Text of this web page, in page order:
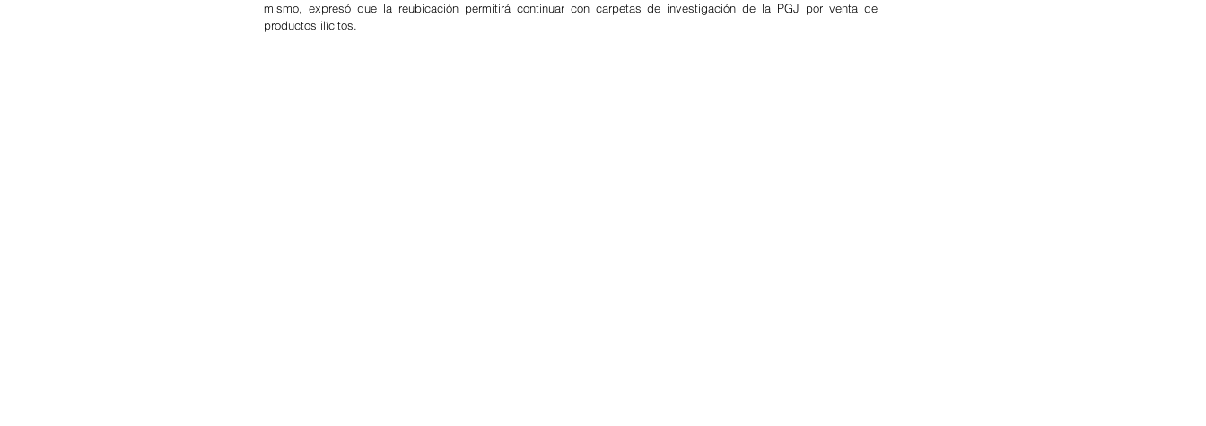
mismo, expresó que la reubicación permitirá continuar con carpetas de investigación de la PGJ por venta de
productos ilícitos.